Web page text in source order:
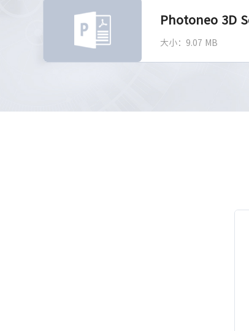
Photoneo 3D
大小：9.07 MB